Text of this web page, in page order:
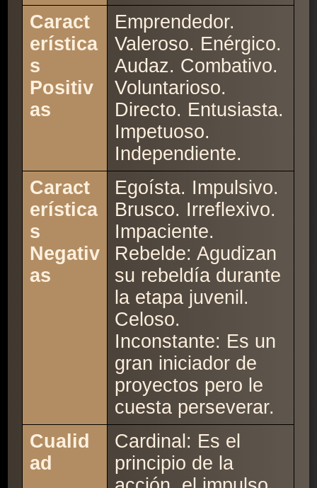
Caract
erística
s
Positiv
as
Emprendedor.
Valeroso. Enérgico.
Audaz. Combativo.
Voluntarioso.
Directo. Entusiasta.
Impetuoso.
Independiente.
Caract
erística
s
Negativ
as
Egoísta. Impulsivo.
Brusco. Irreflexivo.
Impaciente.
Rebelde: Agudizan
su rebeldía durante
la etapa juvenil.
Celoso.
Inconstante: Es un
gran iniciador de
proyectos pero le
cuesta perseverar.
Cualid
ad
Cardinal: Es el
principio de la